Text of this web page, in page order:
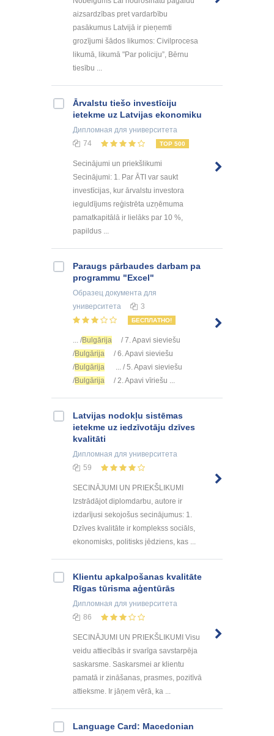
aizsardzības pret vardarbību
pasākumus Latvijā ir pieņemti
grozījumi šādos likumos: Civilprocesa
likumā, likumā "Par policiju”, Bērnu
tiesību ...
Ārvalstu tiešo investīciju
ietekme uz Latvijas ekonomiku
Дипломная для университета
74
TOP 500
Secinājumi un priekšlikumi
Secinājumi: 1. Par ĀTI var saukt
investīcijas, kur ārvalstu investora
ieguldījums reģistrēta uzņēmuma
pamatkapitālā ir lielāks par 10 %,
papildus ...
Paraugs pārbaudes darbam pa
programmu "Excel"
Образец документа для
университета
3
БЕСПЛАТНО!
... /Bulgārija
/ 7. Apavi sieviešu
/Bulgārija
/ 6. Apavi sieviešu
/Bulgārija
... / 5. Apavi sieviešu
/Bulgārija / 2. Apavi vīriešu ...
Latvijas nodokļu sistēmas
ietekme uz iedzīvotāju dzīves
kvalitāti
Дипломная для университета
59
SECINĀJUMI UN PRIEKŠLIKUMI
Izstrādājot diplomdarbu, autore ir
izdarījusi sekojošus secinājumus: 1.
Dzīves kvalitāte ir komplekss sociāls,
ekonomisks, politisks jēdziens, kas ...
Klientu apkalpošanas kvalitāte
Rīgas tūrisma aģentūrās
Дипломная для университета
86
SECINĀJUMI UN PRIEKŠLIKUMI Visu
veidu attiecībās ir svarīga savstarpēja
saskarsme. Saskarsmei ar klientu
pamatā ir zināšanas, prasmes, pozitīvā
attieksme. Ir jāņem vērā, ka ...
Language Card: Macedonian